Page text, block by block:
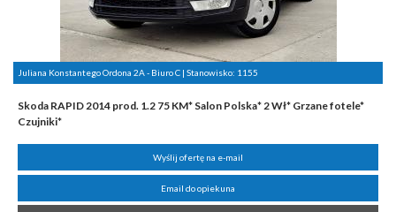
Juliana Konstantego Ordona 2A - Biuro C | Stanowisko: 1155
Skoda RAPID 2014 prod. 1.2 75 KM* Salon Polska* 2 Wł* Grzane fotele*
Czujniki*
Wyślij ofertę na e-mail
Email do opiekuna